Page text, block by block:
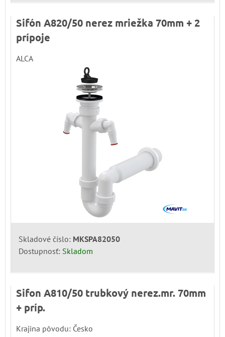
Sifón A820/50 nerez mriežka 70mm + 2
prípoje
ALCA
Skladové číslo: MKSPA82050
Dostupnosť: Skladom
Sifon A810/50 trubkový nerez.mr. 70mm
+ príp.
Krajina pôvodu: Česko